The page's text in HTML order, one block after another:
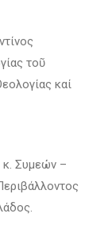
τοῦ
καί
κ. Συμεών –